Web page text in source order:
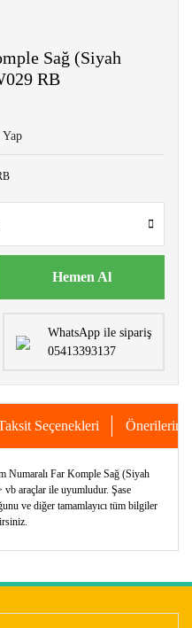
Sağ (Siyah
RB
Hemen Al
WhatsApp ile sipariş
05413393137
Seçenekleri Önerileriniz
Far Komple Sağ (Siyah
araçlar ile uyumludur. Şase
ve diğer tamamlayıcı tüm bilgiler